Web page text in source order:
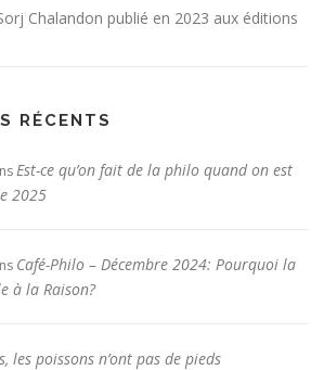
Chalandon publié en 2023 aux éditions
RÉCENTS
Est-ce qu’on fait de la philo quand on est
2025
Café-Philo – Décembre 2024: Pourquoi la
à la Raison?
les poissons n’ont pas de pieds